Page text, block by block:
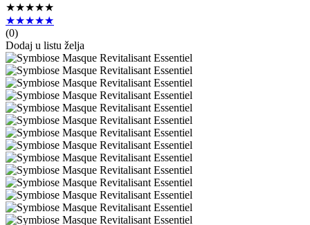
★★★★★
★★★★★
(0)
Dodaj u listu želja